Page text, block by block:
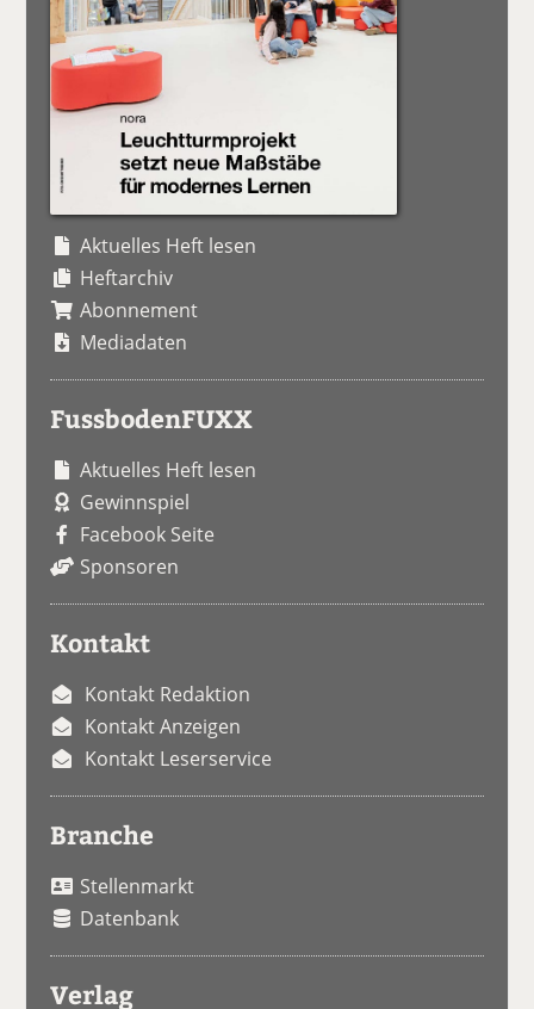
Aktuelles Heft lesen
Heftarchiv
Abonnement
Mediadaten
FussbodenFUXX
Aktuelles Heft lesen
Gewinnspiel
Facebook Seite
Sponsoren
Kontakt
Kontakt Redaktion
Kontakt Anzeigen
Kontakt Leserservice
Branche
Stellenmarkt
Datenbank
Verlag